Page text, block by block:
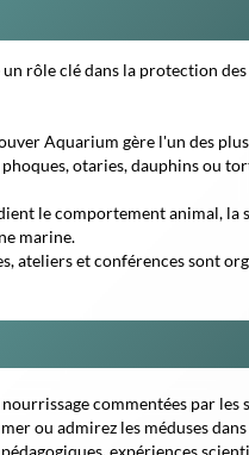
rôle clé dans la protection des
Aquarium gère l'un des
le comportement animal, la
marine.
ateliers et conférences sont
commentées par les
ou admirez les méduses
expériences
de l'aquarium, découvrez le